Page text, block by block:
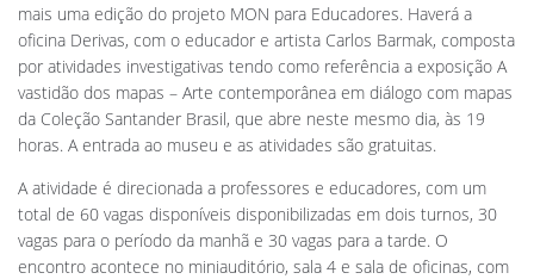
mais uma edição do projeto MON para Educadores. Haverá a
oficina Derivas, com o educador e artista Carlos Barmak, composta
por atividades investigativas tendo como referência a exposição A
vastidão dos mapas – Arte contemporânea em diálogo com mapas
da Coleção Santander Brasil, que abre neste mesmo dia, às 19
horas. A entrada ao museu e as atividades são gratuitas.
A atividade é direcionada a professores e educadores, com um
total de 60 vagas disponíveis disponibilizadas em dois turnos, 30
vagas para o período da manhã e 30 vagas para a tarde. O
encontro acontece no miniauditório, sala 4 e sala de oficinas, com